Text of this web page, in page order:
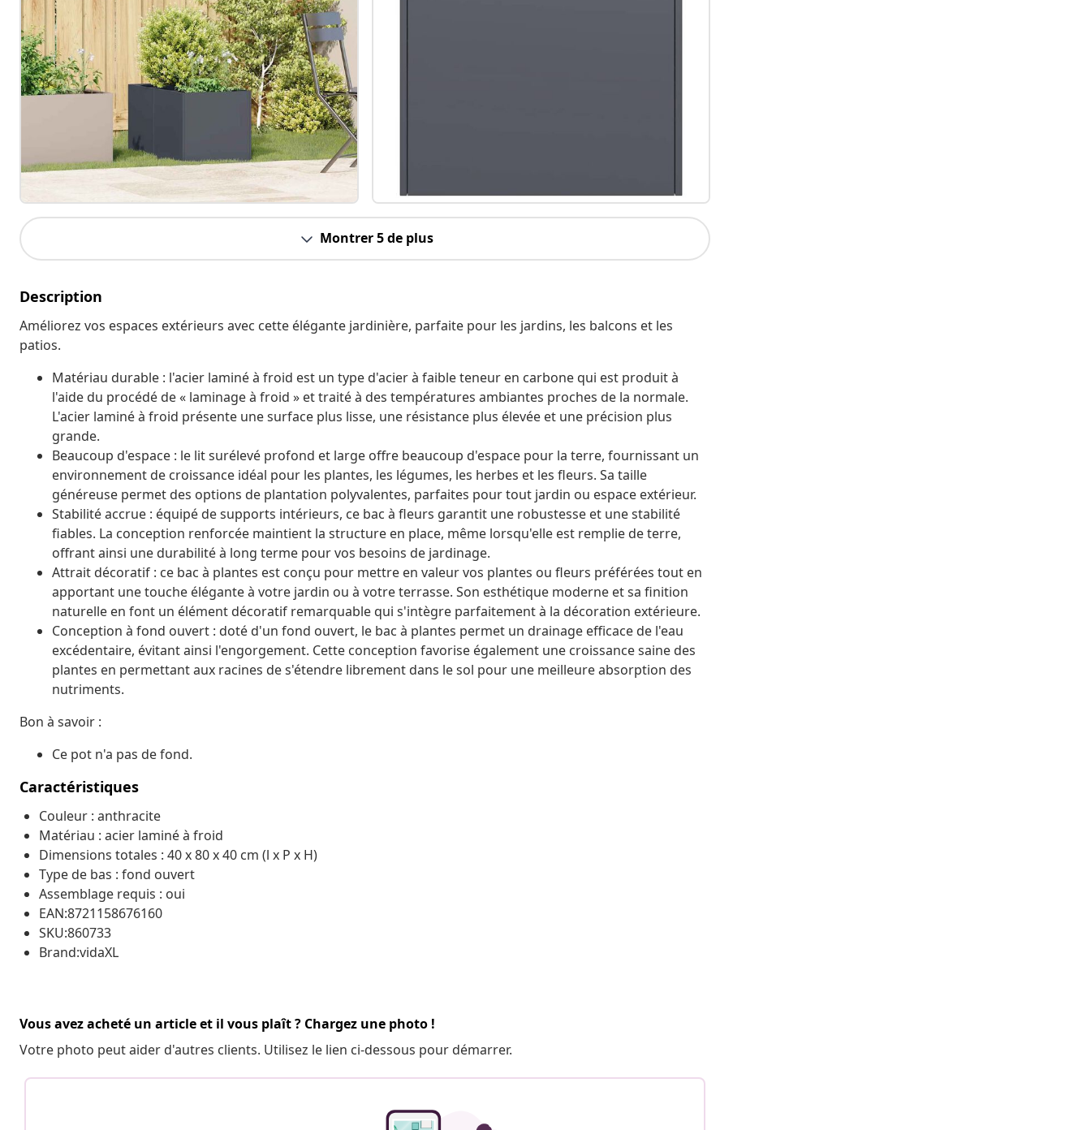
Montrer 5 de plus
Description
Améliorez vos espaces extérieurs avec cette élégante jardinière, parfaite pour les jardins, les balcons et les
patios.
Matériau durable : l'acier laminé à froid est un type d'acier à faible teneur en carbone qui est produit à
l'aide du procédé de « laminage à froid » et traité à des températures ambiantes proches de la normale.
L'acier laminé à froid présente une surface plus lisse, une résistance plus élevée et une précision plus
grande.
Beaucoup d'espace : le lit surélevé profond et large offre beaucoup d'espace pour la terre, fournissant un
environnement de croissance idéal pour les plantes, les légumes, les herbes et les fleurs. Sa taille
généreuse permet des options de plantation polyvalentes, parfaites pour tout jardin ou espace extérieur.
Stabilité accrue : équipé de supports intérieurs, ce bac à fleurs garantit une robustesse et une stabilité
fiables. La conception renforcée maintient la structure en place, même lorsqu'elle est remplie de terre,
offrant ainsi une durabilité à long terme pour vos besoins de jardinage.
Attrait décoratif : ce bac à plantes est conçu pour mettre en valeur vos plantes ou fleurs préférées tout en
apportant une touche élégante à votre jardin ou à votre terrasse. Son esthétique moderne et sa finition
naturelle en font un élément décoratif remarquable qui s'intègre parfaitement à la décoration extérieure.
Conception à fond ouvert : doté d'un fond ouvert, le bac à plantes permet un drainage efficace de l'eau
excédentaire, évitant ainsi l'engorgement. Cette conception favorise également une croissance saine des
plantes en permettant aux racines de s'étendre librement dans le sol pour une meilleure absorption des
nutriments.
Bon à savoir :
Ce pot n'a pas de fond.
Caractéristiques
Couleur : anthracite
Matériau : acier laminé à froid
Dimensions totales : 40 x 80 x 40 cm (l x P x H)
Type de bas : fond ouvert
Assemblage requis : oui
EAN:8721158676160
SKU:860733
Brand:vidaXL
Vous avez acheté un article et il vous plaît ? Chargez une photo !
Votre photo peut aider d'autres clients. Utilisez le lien ci-dessous pour démarrer.